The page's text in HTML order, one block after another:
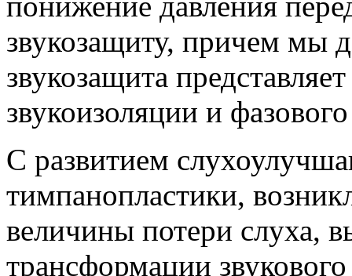
звукозащиту, причем мы
звукозащита
звукоизоляции и
С развитием
тимпанопластики,
величины потери слуха,
трансформации